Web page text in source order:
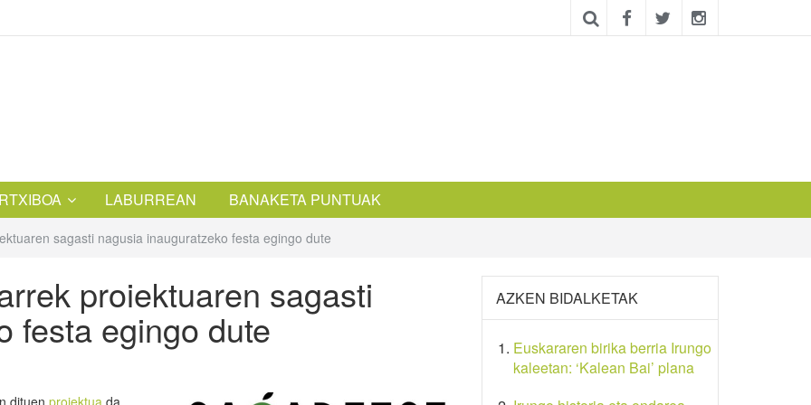
LABURREAN BANAKETA PUNTUAK
sagasti nagusia inauguratzeko festa egingo dute
proiektuaren sagasti
festa egingo dute
dituen proiektua da.
AZKEN BIDALKETAK
Euskararen birika berria Irungo
kaleetan: ‘Kalean Bai’ plana